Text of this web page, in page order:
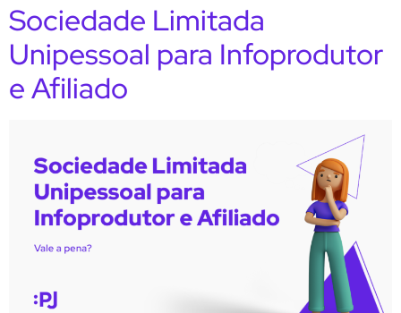
Sociedade Limitada
Unipessoal para Infoprodutor
e Afiliado